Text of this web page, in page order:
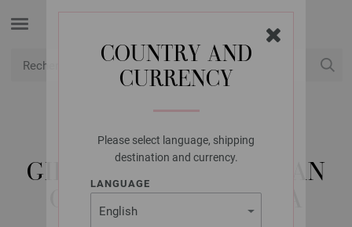
COUNTRY AND
CURRENCY
Please select language, shipping
destination and currency.
LANGUAGE
LANA GROSSA
GILET EN MOTIF PERSAN
COOL WOOL ALPACA